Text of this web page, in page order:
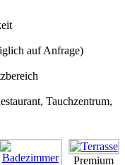
auf Anfrage)
Tauchzentrum,
Premium